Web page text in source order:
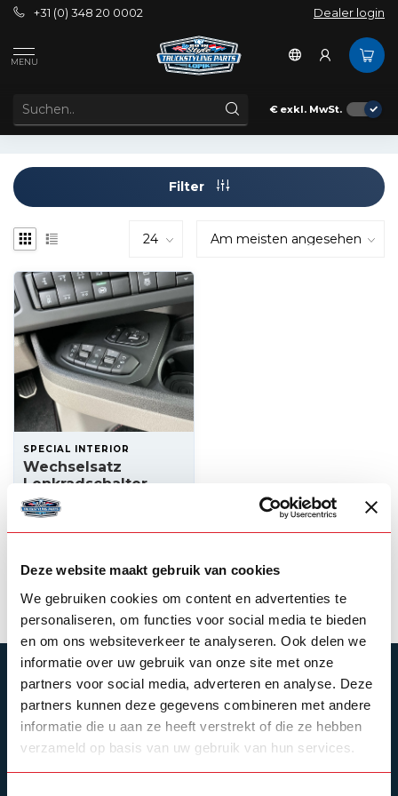
Deze website maakt gebruik van cookies
We gebruiken cookies om content en advertenties te
personaliseren, om functies voor social media te bieden
en om ons websiteverkeer te analyseren. Ook delen we
informatie over uw gebruik van onze site met onze
partners voor social media, adverteren en analyse. Deze
partners kunnen deze gegevens combineren met andere
informatie die u aan ze heeft verstrekt of die ze hebben
verzameld op basis van uw gebruik van hun services.
+31 (0) 348 20 0002 Dealer login
MENU
€ exkl. MwSt.
Schlagworte
ARTIKEL MIT SCHLAGWORT CONVERSION UNIT
Filter
SPECIAL INTERIOR
Wechselsatz
Lenkradschalter
Scania NG
ABONNIEREN SIE UNSEREN NEWSLETTER
Bleibe auf dem Laufenden mit unseren
Newsletter-Angeboten